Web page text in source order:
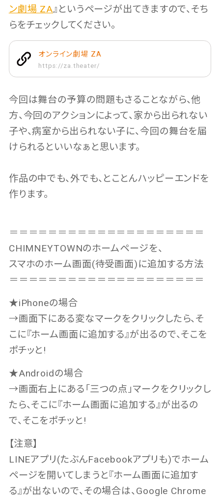
ン劇場 ZA』というページが出てきますので、そち
らをチェックしてください。
オンライン劇場 ZA
https://za.theater/
今回は舞台の予算の問題もさることながら、他
方、今回のアクションによって、家から出られない
子や、病室から出られない子に、今回の舞台を届
けられるといいなぁと思います。
作品の中でも、外でも、とことんハッピーエンドを
作ります。
＝＝＝＝＝＝＝＝＝＝＝＝＝＝＝＝＝＝＝＝
CHIMNEYTOWNのホームページを、
スマホのホーム画面(待受画面)に追加する方法
＝＝＝＝＝＝＝＝＝＝＝＝＝＝＝＝＝＝＝＝
★iPhoneの場合
→画面下にある変なマークをクリックしたら、そ
こに『ホーム画面に追加する』が出るので、そこを
ポチッと!
★Androidの場合
→画面右上にある「三つの点」マークをクリックし
たら、そこに『ホーム画面に追加する』が出るの
で、そこをポチッと!
【注意】
LINEアプリ(たぶんFacebookアプリも)でホーム
ページを開いてしまうと『ホーム画面に追加す
る』が出ないので、その場合は、Google Chrome